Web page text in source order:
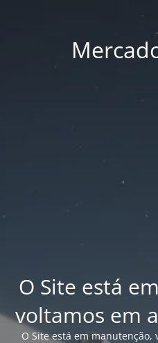
O Site está
voltamos em
O Site está em